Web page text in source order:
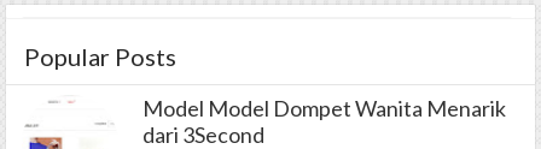
Popular Posts
Model Model Dompet Wanita Menarik
dari 3Second